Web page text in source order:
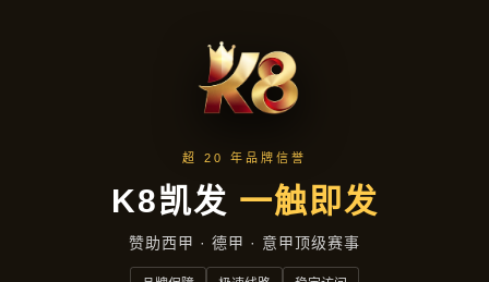
新闻看点
首页 新闻看点